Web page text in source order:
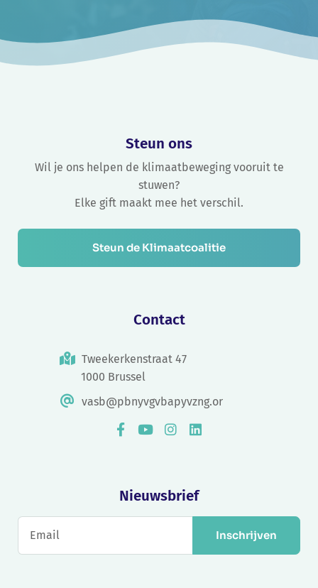
Steun ons
Wil je ons helpen de klimaatbeweging vooruit te
stuwen?
Elke gift maakt mee het verschil.
Steun de Klimaatcoalitie
Contact
Tweekerkenstraat 47
1000 Brussel
vasb@pbnyvgvbapyvzng.or
Nieuwsbrief
Inschrijven